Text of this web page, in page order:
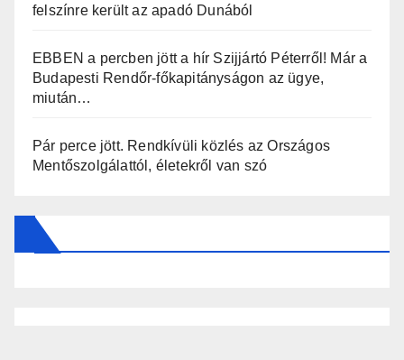
felszínre került az apadó Dunából
EBBEN a percben jött a hír Szijjártó Péterről! Már a
Budapesti Rendőr-főkapitányságon az ügye,
miután…
Pár perce jött. Rendkívüli közlés az Országos
Mentőszolgálattól, életekről van szó